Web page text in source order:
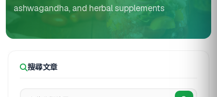
ashwagandha, and herbal supplements
搜尋文章